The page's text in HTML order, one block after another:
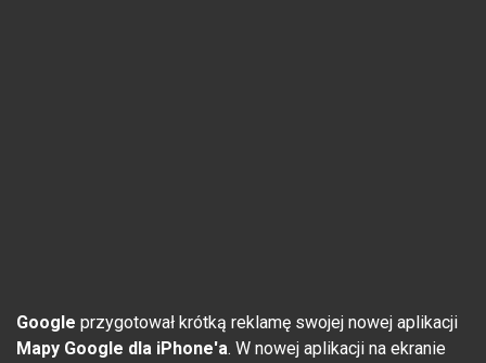
Google przygotował krótką reklamę swojej nowej aplikacji
Mapy Google dla iPhone'a. W nowej aplikacji na ekranie